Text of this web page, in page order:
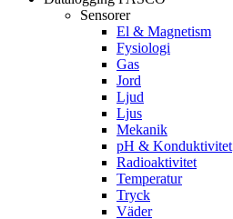
Sensorer
El & Magnetism
Fysiologi
Gas
Jord
Ljud
Ljus
Mekanik
pH & Konduktivitet
Radioaktivitet
Temperatur
Tryck
Väder